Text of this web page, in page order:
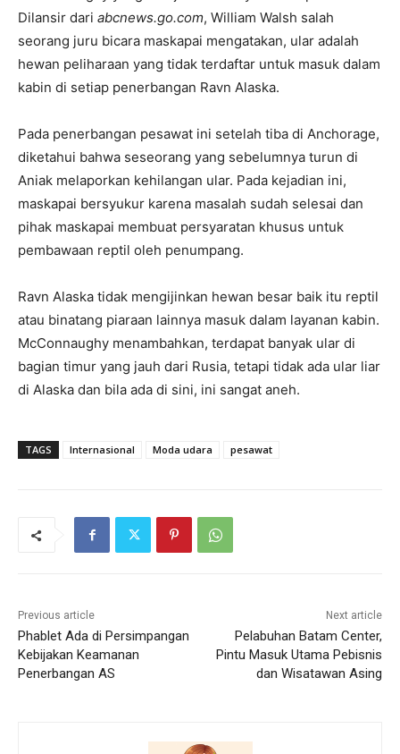
Dilansir dari abcnews.go.com, William Walsh salah
seorang juru bicara maskapai mengatakan, ular adalah
hewan peliharaan yang tidak terdaftar untuk masuk dalam
kabin di setiap penerbangan Ravn Alaska.
Pada penerbangan pesawat ini setelah tiba di Anchorage,
diketahui bahwa seseorang yang sebelumnya turun di
Aniak melaporkan kehilangan ular. Pada kejadian ini,
maskapai bersyukur karena masalah sudah selesai dan
pihak maskapai membuat persyaratan khusus untuk
pembawaan reptil oleh penumpang.
Ravn Alaska tidak mengijinkan hewan besar baik itu reptil
atau binatang piaraan lainnya masuk dalam layanan kabin.
McConnaughy menambahkan, terdapat banyak ular di
bagian timur yang jauh dari Rusia, tetapi tidak ada ular liar
di Alaska dan bila ada di sini, ini sangat aneh.
TAGS Internasional Moda udara pesawat
Previous article
Phablet Ada di Persimpangan
Kebijakan Keamanan
Penerbangan AS
Next article
Pelabuhan Batam Center,
Pintu Masuk Utama Pebisnis
dan Wisatawan Asing